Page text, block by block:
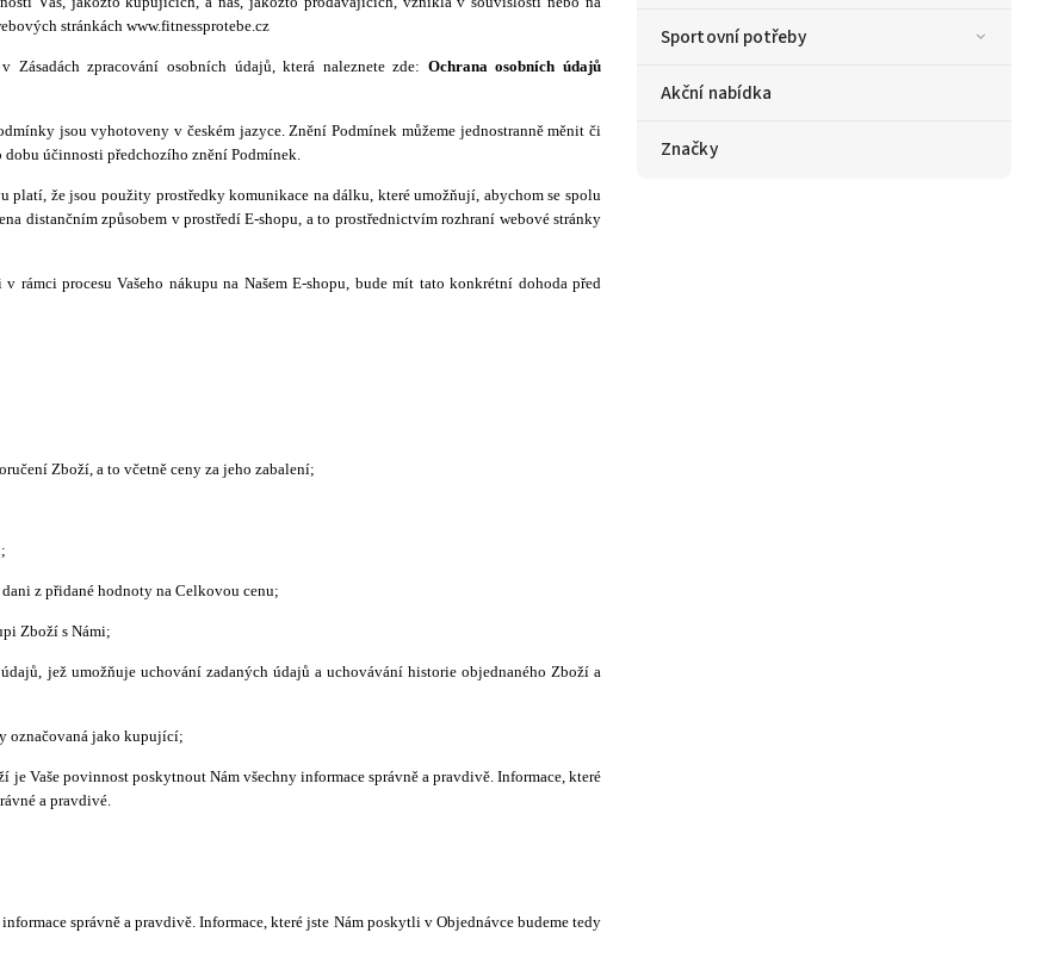
Sportovní potřeby
Akční nabídka
Značky
stránkách www.fitnessprotebe.cz
zpracování osobních údajů, která naleznete zde: Ochrana osobních údajů
jsou vyhotoveny v českém jazyce. Znění Podmínek můžeme jednostranně měnit či
účinnosti předchozího znění Podmínek.
že jsou použity prostředky komunikace na dálku, které umožňují, abychom se spolu
distančním způsobem v prostředí E-shopu, a to prostřednictvím rozhraní webové stránky
rámci procesu Vašeho nákupu na Našem E-shopu, bude mít tato konkrétní dohoda před
Zboží, a to včetně ceny za jeho zabalení;
z přidané hodnoty na Celkovou cenu;
Zboží s Námi;
jež umožňuje uchování zadaných údajů a uchovávání historie objednaného Zboží a
označovaná jako kupující;
je Vaše povinnost poskytnout Nám všechny informace správně a pravdivě. Informace, které
a pravdivé.
správně a pravdivě. Informace, které jste Nám poskytli v Objednávce budeme tedy